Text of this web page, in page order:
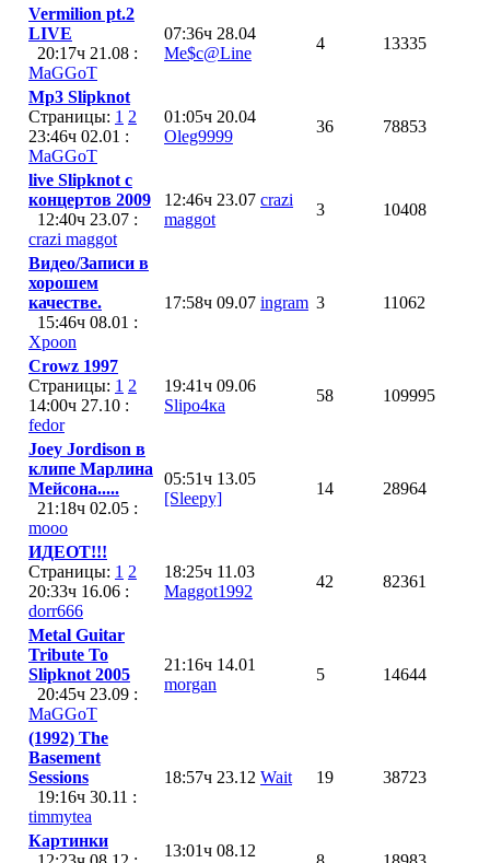
Vermilion pt.2
LIVE
20:17ч 21.08 :
MaGGoT
07:36ч 28.04
Me$c@Line
4 13335
Mp3 Slipknot
Страницы: 1 2
23:46ч 02.01 :
MaGGoT
01:05ч 20.04
Oleg9999
36 78853
live Slipknot с
концертов 2009
12:40ч 23.07 :
crazi maggot
12:46ч 23.07 crazi
maggot
3 10408
Видео/Записи в
хорошем
качестве.
15:46ч 08.01 :
Xpoon
17:58ч 09.07 ingram 3 11062
Crowz 1997
Страницы: 1 2
14:00ч 27.10 :
fedor
19:41ч 09.06
Slipо4ка
58 109995
Joey Jordison в
клипе Марлина
Мейсона.....
21:18ч 02.05 :
mooo
05:51ч 13.05
[Sleepy]
14 28964
ИДЕОТ!!!
Страницы: 1 2
20:33ч 16.06 :
dorr666
18:25ч 11.03
Maggot1992
42 82361
Metal Guitar
Tribute To
Slipknot 2005
20:45ч 23.09 :
MaGGoT
21:16ч 14.01
morgan
5 14644
(1992) The
Basement
Sessions
19:16ч 30.11 :
timmytea
18:57ч 23.12 Wait 19 38723
Картинки
13:01ч 08.12